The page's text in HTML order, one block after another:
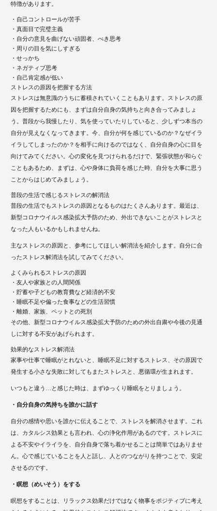
特徴があります。
・自己コントロールが苦手
・真面目で完璧主義
・自分の意見を曲げない頑固者、べき思考
・周りの目を気にしすぎる
・せっかち
・ネガティブ思考
・自己肯定感が低い
ストレスの原因を把握する方法
ストレスは無意識のうちに蓄積されていくこともあります。ストレスの原
因を把握するためにも、まずは自分自身の気持ちと向き合ってみましょ
う。普段から我慢したり、気を使っていたりしていると、少しずつ本当の
自分が見えなくなってきます。今、自分が何を感じているのか？なぜイラ
イラしてしまったのか？を相手に向けるのではなく、自分自身の心に目を
向けてみてください。心の変化を見つけられるだけで、緊張状態が和らぐ
こともあるため、まずは、心や身体に負荷を感じた時、自分を大事に思う
ことからはじめてみましょう。
普段の生活で感じるストレスの解消法
普段の生活でもストレスの原因となるものはたくさんあります。最近は、
新型コロナウイルス感染拡大予防のため、外出できないことがストレスと
なった人もいるかもしれませんね。
主なストレスの原因と、参考にしてほしい解消法を紹介します。自分に合
ったストレス解消法を試してみてください。
よくみられるストレスの原因
・友人や家族との人間関係
・貯蓄や子どもの教育費など経済的不安
・睡眠不足や偏った食事などの生活習慣
・離婚、家族、ペットとの死別
その他、新型コロナウイルス感染拡大予防のための外出自粛や今後の見通
しに対する不安があげられます。
効果的なストレス解消法
家事や仕事で睡眠がとれないと、睡眠不足に対するストレス、その原因で
発生する小さな失敗に対してもまたストレスと、悪循環が生まれます。
いつもと違う…と感じた時は、まずゆっくり睡眠をとりましょう。
・自分自身の気持ちを誰かに話す
自分の感情や思いを誰かに伝えることで、ストレスを解消させます。これ
は、カタルシス効果とも言われ、心の浄化作用があるのです。ストレスに
よる不安やイライラを、自分自身で落ち着かせることは簡単ではありませ
ん。心で感じていることを人と話し、人とのつながりを持つことで、安定
させるのです。
・瞑想（めいそう）をする
瞑想をすることは、リラックス効果だけではなく物事をポジティブに考え